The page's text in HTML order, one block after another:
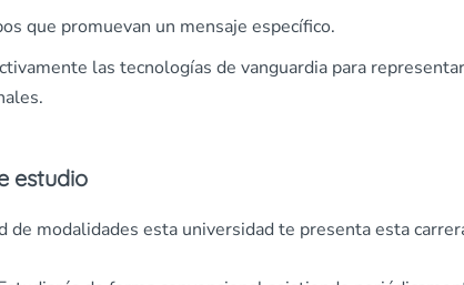
que promuevan un mensaje específico.
las tecnologías de vanguardia para
estudio
de modalidades esta universidad te presenta esta